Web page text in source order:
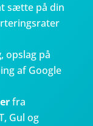
sætte på din
, opslag på
af Google
fra
Gul og